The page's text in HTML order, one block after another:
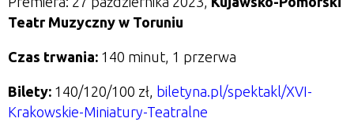
Teatr Muzyczny w Toruniu
Czas trwania: 140 minut, 1 przerwa
Bilety: 140/120/100 zł, biletyna.pl/spektakl/XVI-
Krakowskie-Miniatury-Teatralne